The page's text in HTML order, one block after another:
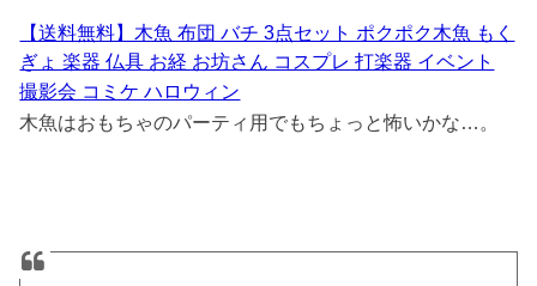
【送料無料】木魚 布団 バチ 3点セット ポクポク木魚 もく
ぎょ 楽器 仏具 お経 お坊さん コスプレ 打楽器 イベント
撮影会 コミケ ハロウィン
木魚はおもちゃのパーティ用でもちょっと怖いかな…。